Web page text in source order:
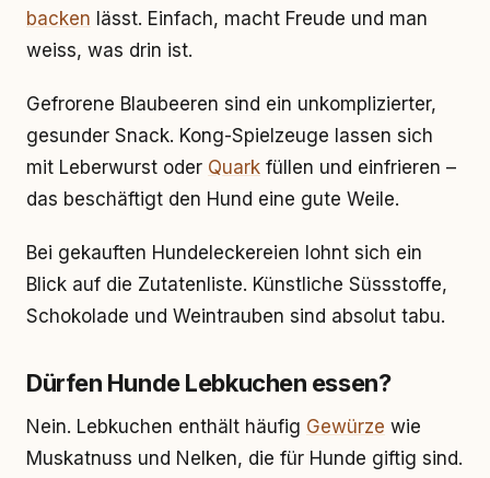
backen lässt. Einfach, macht Freude und man
weiss, was drin ist.
Gefrorene Blaubeeren sind ein unkomplizierter,
gesunder Snack. Kong-Spielzeuge lassen sich
mit Leberwurst oder Quark füllen und einfrieren –
das beschäftigt den Hund eine gute Weile.
Bei gekauften Hundeleckereien lohnt sich ein
Blick auf die Zutatenliste. Künstliche Süssstoffe,
Schokolade und Weintrauben sind absolut tabu.
Dürfen Hunde Lebkuchen essen?
Nein. Lebkuchen enthält häufig Gewürze wie
Muskatnuss und Nelken, die für Hunde giftig sind.